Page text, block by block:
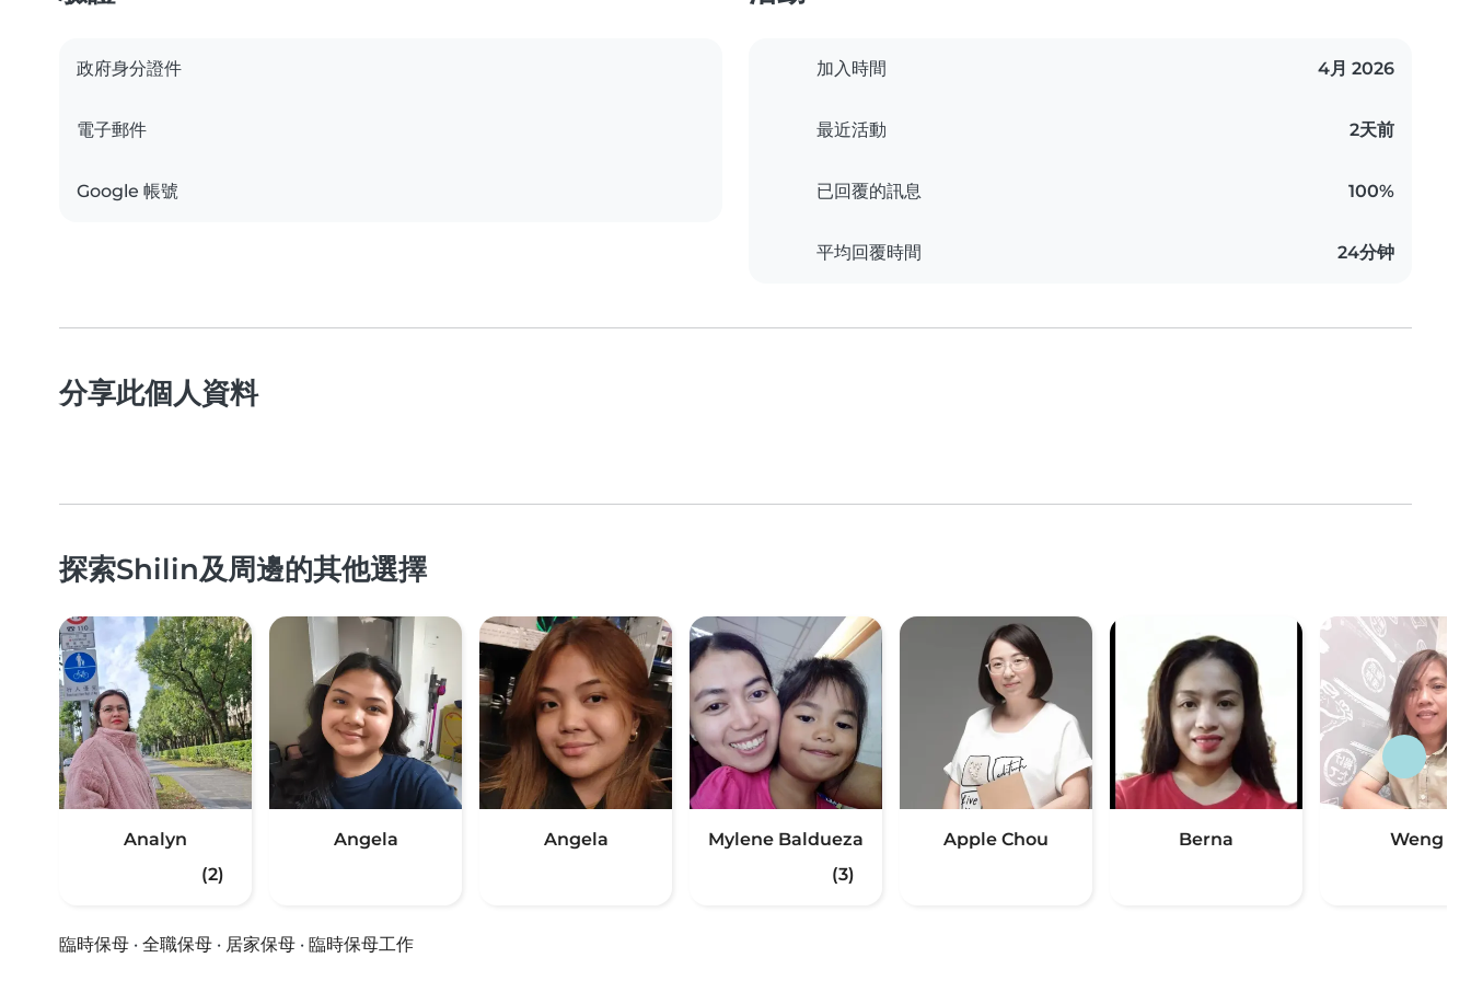
政府身分證件
電子郵件
Google 帳號
加入時間 4月 2026
最近活動 2天前
已回覆的訊息 100%
平均回覆時間 24分钟
分享此個人資料
探索Shilin及周邊的其他選擇
Analyn
(2)
Angela Angela
Mylene Baldueza
(3)
Apple Chou Berna Weng
臨時保母 · 全職保母 · 居家保母 · 臨時保母工作